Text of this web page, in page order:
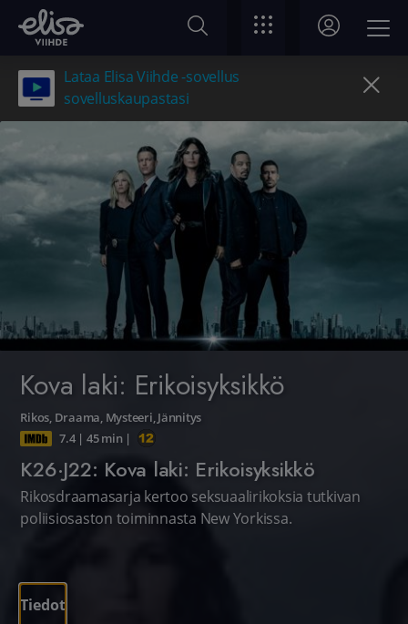
Lataa Elisa Viihde -sovellus
sovelluskaupastasi
Kova laki: Erikoisyksikkö
Rikos, Draama, Mysteeri,Jännitys
7.4| 45 min |
K26·J22: Kova laki: Erikoisyksikkö
Rikosdraamasarja kertoo seksuaalirikoksia tutkivan
poliisiosaston toiminnasta New Yorkissa.
Tiedot